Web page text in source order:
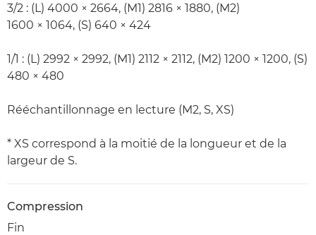
3/2 : (L) 4000 × 2664, (M1) 2816 × 1880, (M2)
1600 × 1064, (S) 640 × 424
1/1 : (L) 2992 × 2992, (M1) 2112 × 2112, (M2) 1200 × 1200, (S)
480 × 480
Rééchantillonnage en lecture (M2, S, XS)
* XS correspond à la moitié de la longueur et de la
largeur de S.
Compression
Fin